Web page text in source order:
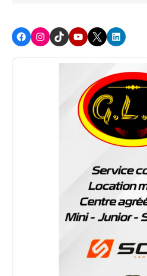
FacebookInstagram
TikTokYoutube
X LinkedIn